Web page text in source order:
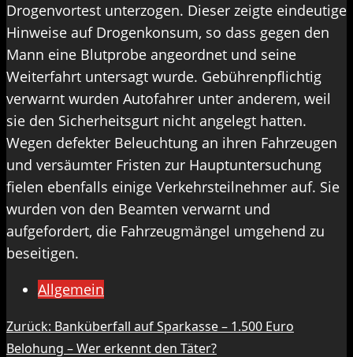
Drogenvortest unterzogen. Dieser zeigte eindeutige
Hinweise auf Drogenkonsum, so dass gegen den
Mann eine Blutprobe angeordnet und seine
Weiterfahrt untersagt wurde. Gebührenpflichtig
verwarnt wurden Autofahrer unter anderem, weil
sie den Sicherheitsgurt nicht angelegt hatten.
Wegen defekter Beleuchtung an ihren Fahrzeugen
und versäumter Fristen zur Hauptuntersuchung
fielen ebenfalls einige Verkehrsteilnehmer auf. Sie
wurden von den Beamten verwarnt und
aufgefordert, die Fahrzeugmängel umgehend zu
beseitigen.
Allgemein
Beitragsnavigation
Zurück: Banküberfall auf Sparkasse – 1.500 Euro
Belohung – Wer erkennt den Täter?